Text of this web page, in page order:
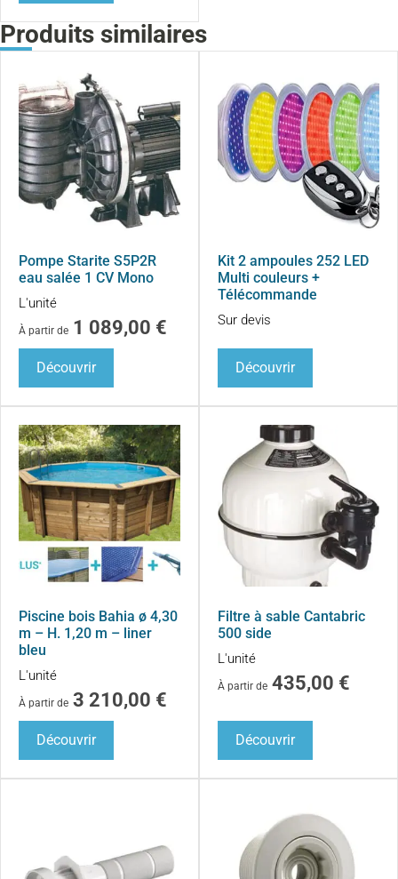
Produits similaires
Pompe Starite S5P2R
eau salée 1 CV Mono
L'unité
À partir de 1 089,00 €
Découvrir
Kit 2 ampoules 252 LED
Multi couleurs +
Télécommande
Sur devis
Découvrir
Piscine bois Bahia ø 4,30
m – H. 1,20 m – liner
bleu
L'unité
À partir de 3 210,00 €
Découvrir
Filtre à sable Cantabric
500 side
L'unité
À partir de 435,00 €
Découvrir